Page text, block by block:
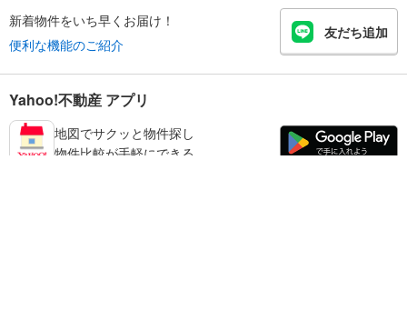
新着物件をいち早くお届け！
便利な機能のご紹介
友だち追加
Yahoo!不動産 アプリ
地図でサクッと物件探し
物件比較が手軽にできる